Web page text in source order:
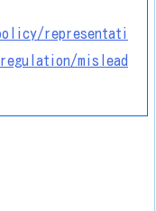
representati
mislead